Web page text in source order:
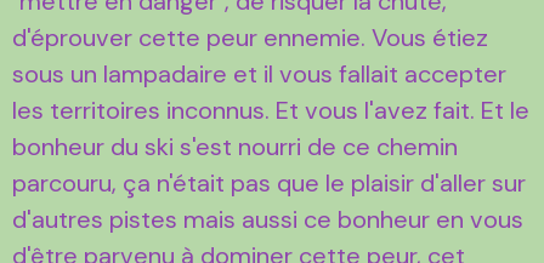
d'éprouver cette peur ennemie. Vous étiez
sous un lampadaire et il vous fallait accepter
les territoires inconnus. Et vous l'avez fait. Et le
bonheur du ski s'est nourri de ce chemin
parcouru, ça n'était pas que le plaisir d'aller sur
d'autres pistes mais aussi ce bonheur en vous
d'être parvenu à dominer cette peur, cet